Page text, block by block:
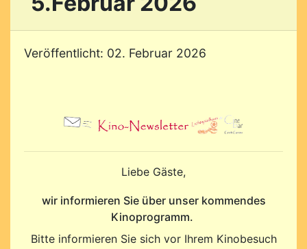
Veröffentlicht: 02. Februar 2026
Liebe Gäste,
wir informieren Sie über unser kommendes
Kinoprogramm.
Bitte informieren Sie sich vor Ihrem Kinobesuch